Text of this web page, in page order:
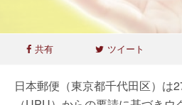
共有 ツイート
日本郵便（東京都千代田区）は